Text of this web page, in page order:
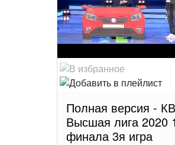
Полная версия -
Высшая лига 2020
финала 3я игра